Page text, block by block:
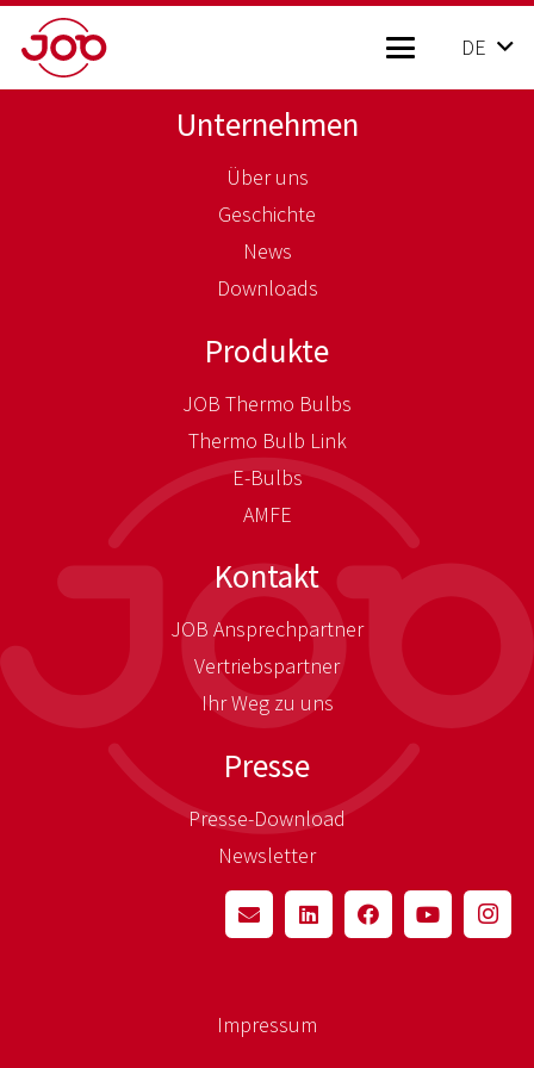
DE
Unternehmen
Über uns
Geschichte
News
Downloads
Produkte
JOB Thermo Bulbs
Thermo Bulb Link
E-Bulbs
AMFE
Kontakt
JOB Ansprechpartner
Vertriebspartner
Ihr Weg zu uns
Presse
Presse-Download
Newsletter
Impressum